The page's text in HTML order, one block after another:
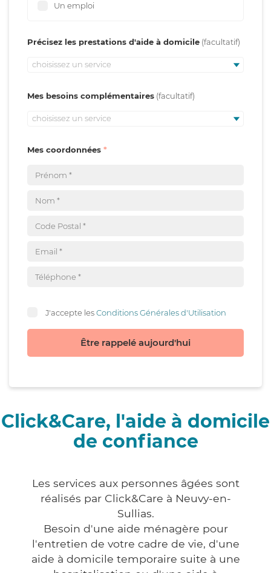
Un emploi
Précisez les prestations d'aide à domicile
choisissez un service
Mes besoins complémentaires
choisissez un service
Mes coordonnées
J'accepte lesConditions Générales d'Utilisation
Être rappelé aujourd'hui
Click&Care, l'aide à domicile
de confiance
Les services aux personnes âgées sont
réalisés par Click&Care à Neuvy-en-
Sullias.
Besoin d'une aide ménagère pour
l'entretien de votre cadre de vie, d'une
aide à domicile temporaire suite à une